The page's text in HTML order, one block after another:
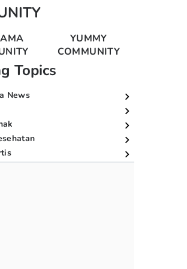
YUMMY
COMMUNITY
Topics
News